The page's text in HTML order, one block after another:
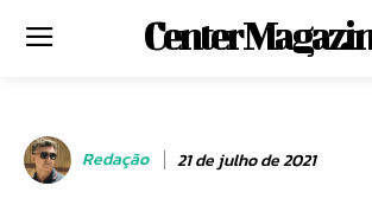
Center
Redação 21 de julho de 2021